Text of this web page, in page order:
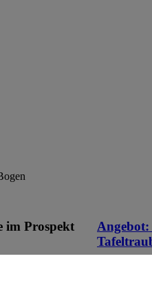
im Prospekt
deines
an.
Angebot: